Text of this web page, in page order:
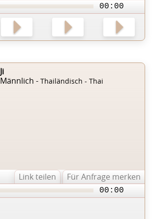
00:00
Ji
Männlich - Thailändisch - Thai
Link teilen Für Anfrage merken
00:00